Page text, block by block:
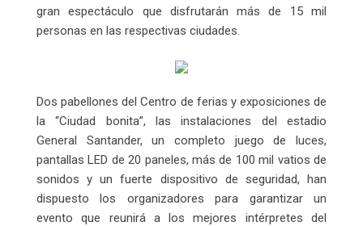
gran espectáculo que disfrutarán más de 15 mil
personas en las respectivas ciudades.
Dos pabellones del Centro de ferias y exposiciones de
la “Ciudad bonita”, las instalaciones del estadio
General Santander, un completo juego de luces,
pantallas LED de 20 paneles, más de 100 mil vatios de
sonidos y un fuerte dispositivo de seguridad, han
dispuesto los organizadores para garantizar un
evento que reunirá a los mejores intérpretes del